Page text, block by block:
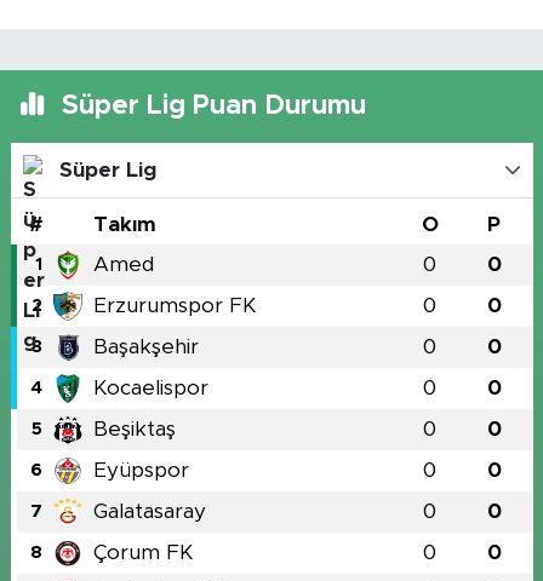
Süper Lig Puan Durumu
Süper Lig
# Takım O P
1 Amed 0 0
2 Erzurumspor FK 0 0
3 Başakşehir 0 0
4 Kocaelispor 0 0
5 Beşiktaş 0 0
6 Eyüpspor 0 0
7 Galatasaray 0 0
8 Çorum FK 0 0